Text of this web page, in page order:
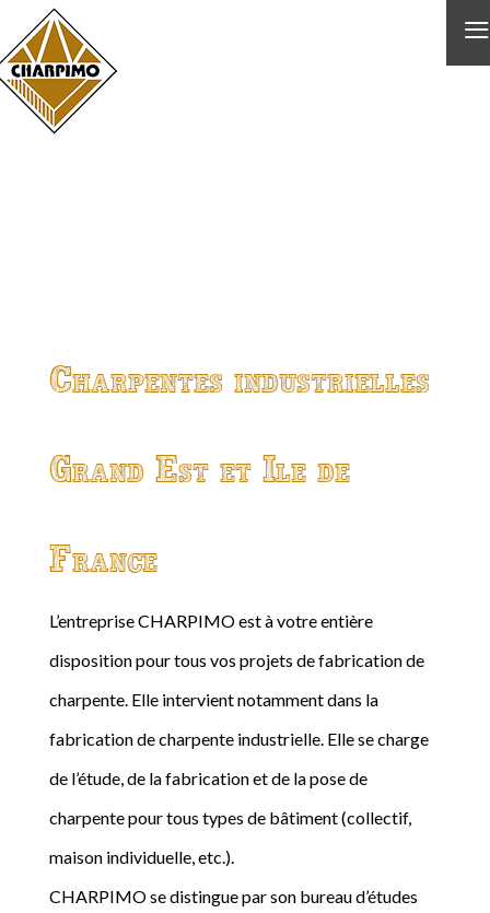
≡
Charpentes industrielles
Grand Est et Ile de
France
L’entreprise CHARPIMO est à votre entière
disposition pour tous vos projets de fabrication de
charpente. Elle intervient notamment dans la
fabrication de charpente industrielle. Elle se charge
de l’étude, de la fabrication et de la pose de
charpente pour tous types de bâtiment (collectif,
maison individuelle, etc.).
CHARPIMO se distingue par son bureau d’études